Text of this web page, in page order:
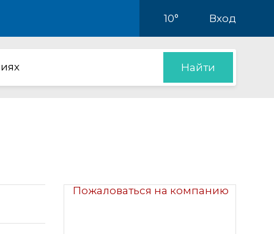
10° Вход
Найти
Пожаловаться на компанию